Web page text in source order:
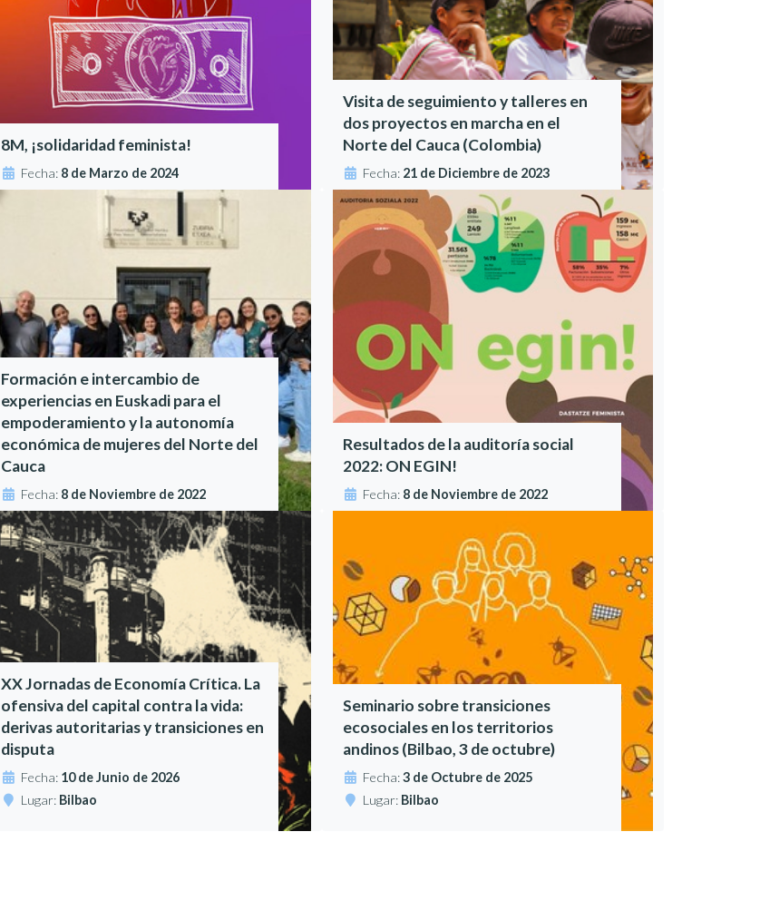
8M, ¡solidaridad feminista!
Fecha: 8 de Marzo de 2024
Visita de seguimiento y talleres en
dos proyectos en marcha en el
Norte del Cauca (Colombia)
Fecha: 21 de Diciembre de 2023
Formación e intercambio de
experiencias en Euskadi para el
empoderamiento y la autonomía
económica de mujeres del Norte del
Cauca
Fecha: 8 de Noviembre de 2022
Resultados de la auditoría social
2022: ON EGIN!
Fecha: 8 de Noviembre de 2022
XX Jornadas de Economía Crítica. La
ofensiva del capital contra la vida:
derivas autoritarias y transiciones en
disputa
Fecha: 10 de Junio de 2026
Lugar: Bilbao
Seminario sobre transiciones
ecosociales en los territorios
andinos (Bilbao, 3 de octubre)
Fecha:3 de Octubre de 2025
Lugar: Bilbao